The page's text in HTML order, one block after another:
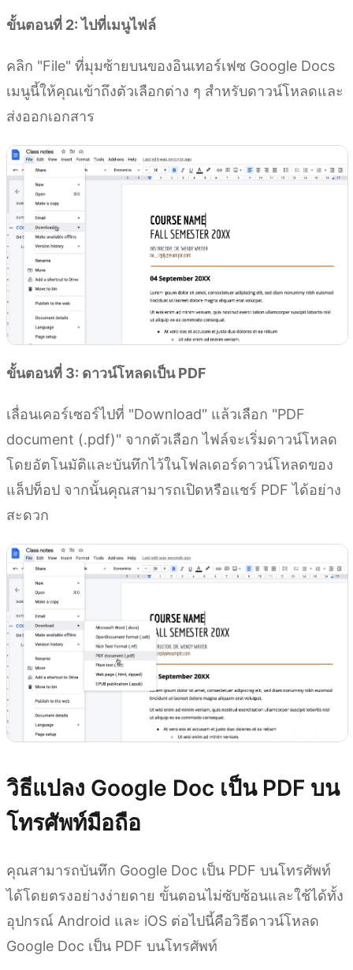
ขั้นตอนที่ 2: ไปที่เมนูไฟล์
คลิก "File" ที่มุมซ้ายบนของอินเทอร์เฟซ Google Docs
เมนูนี้ให้คุณเข้าถึงตัวเลือกต่าง ๆ สำหรับดาวน์โหลดและ
ส่งออกเอกสาร
ขั้นตอนที่ 3: ดาวน์โหลดเป็น PDF
เลื่อนเคอร์เซอร์ไปที่ "Download" แล้วเลือก "PDF
document (.pdf)" จากตัวเลือก ไฟล์จะเริ่มดาวน์โหลด
โดยอัตโนมัติและบันทึกไว้ในโฟลเดอร์ดาวน์โหลดของ
แล็ปท็อป จากนั้นคุณสามารถเปิดหรือแชร์ PDF ได้อย่าง
สะดวก
วิธีแปลง Google Doc เป็น PDF บน
โทรศัพท์มือถือ
คุณสามารถบันทึก Google Doc เป็น PDF บนโทรศัพท์
ได้โดยตรงอย่างง่ายดาย ขั้นตอนไม่ซับซ้อนและใช้ได้ทั้ง
อุปกรณ์ Android และ iOS ต่อไปนี้คือวิธีดาวน์โหลด
Google Doc เป็น PDF บนโทรศัพท์